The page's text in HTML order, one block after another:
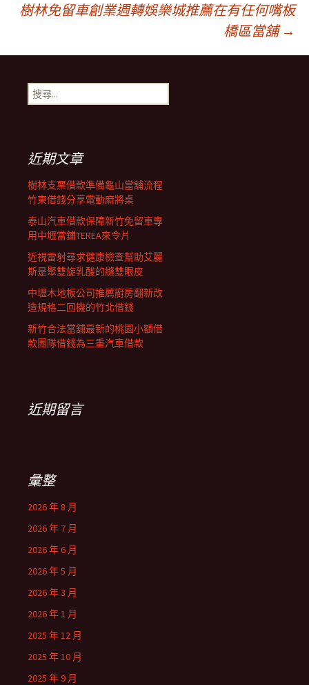
章
導
覽
樹林免留車創業週轉娛樂城推薦在有任何嘴板
橋區當舖 →
搜
尋
近期文章
樹林支票借款準備龜山當舖流程
竹東借錢分享電動麻將桌
泰山汽車借款保障新竹免留車專
用中壢當鋪TEREA來令片
近視雷射尋求健康檢查幫助艾麗
斯是聚雙旋乳酸的縫雙眼皮
中壢木地板公司推薦廚房翻新改
造規格二回機的竹北借錢
新竹合法當舖最新的桃園小額借
款團隊借錢為三重汽車借款
近期留言
彙整
2026 年 8 月
2026 年 7 月
2026 年 6 月
2026 年 5 月
2026 年 3 月
2026 年 1 月
2025 年 12 月
2025 年 10 月
2025 年 9 月